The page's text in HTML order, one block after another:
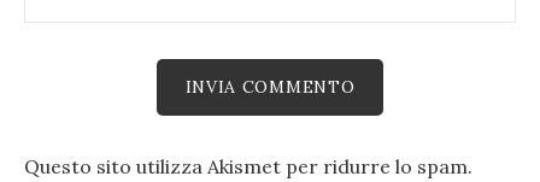
Questo sito utilizza Akismet per ridurre lo spam.